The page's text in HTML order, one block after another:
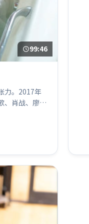
99:46
力。2017年
、肖战、廖凡
剪辑强化了